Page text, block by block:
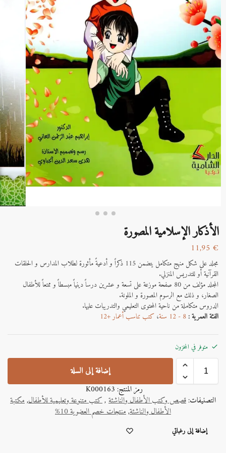
الأذكار الإسلامية المصورة
11,95 €
مجلد على شكل منهج متكامل يتضمن 115 ذكراً و أدعيةً مأثورة لطلاب المدارس و الحلقات
القرآنية أو للتدريس المنزلي.
المجلد مؤلف من 80 صفحة موزعة على تسعة و عشرين درساً دينياً مبسطاً و ممتعاً للأطفال
الصغار، و ذلك مع الرسوم المصورة و الملونة.
الدروس متكاملة من ناحية المحتوى التعليمي والتدريبات عليها.
الفئة العمرية :8 - 12 سنة ، كتب تناسب أعمار +12
متوفر في المخزون
إضافة إلى السلة
رمز المنتج: K000163
التصنيفات:قصص وكتب الأطفال والناشئة,كتب متنوعة وتعليمية للأطفال,مكتبة
الأطفال والناشئة,منتجات خصم العضوية 10%
إضافة إلى رغباتي